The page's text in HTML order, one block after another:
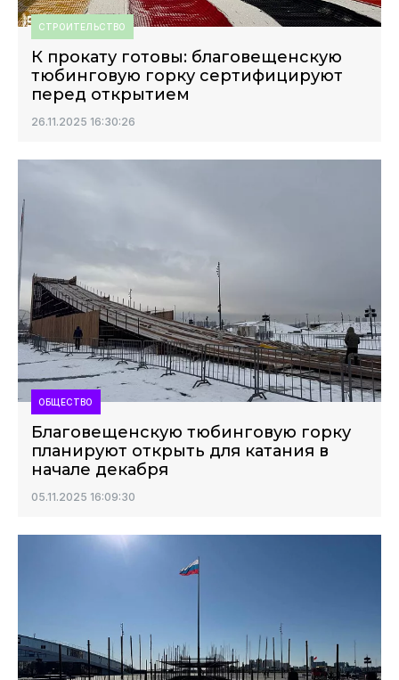
СТРОИТЕЛЬСТВО
К прокату готовы: благовещенскую
тюбинговую горку сертифицируют
перед открытием
26.11.2025 16:30:26
ОБЩЕСТВО
Благовещенскую тюбинговую горку
планируют открыть для катания в
начале декабря
05.11.2025 16:09:30